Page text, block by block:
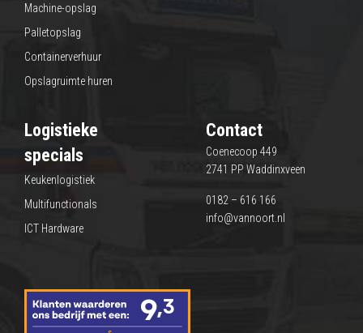
Machine-opslag
Palletopslag
Containerverhuur
Opslagruimte huren
Logistieke
specials
Keukenlogistiek
Multifunctionals
ICT Hardware
Contact
Coenecoop 449
2741 PP Waddinxveen
0182 – 616 166
info@vannoort.nl